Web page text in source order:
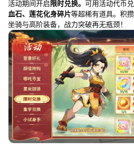
活动期间开启限时兑换。 可用活动代币
血石、莲花化身碎片等超稀有道具。积
坐骑与高阶装备，战力突破再无瓶颈！